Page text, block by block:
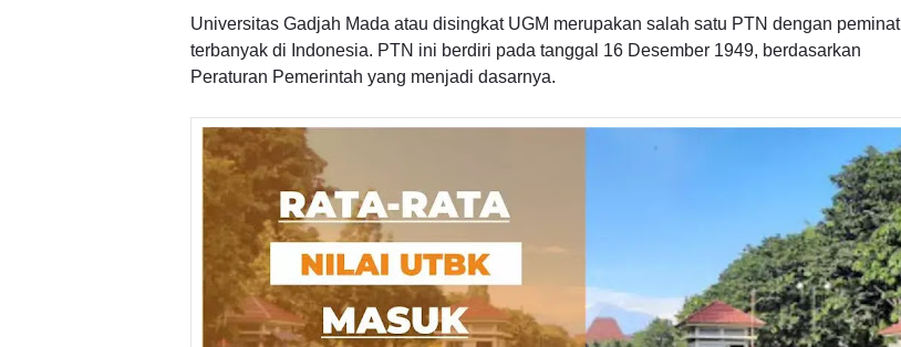
Universitas Gadjah Mada atau disingkat UGM merupakan salah satu PTN dengan peminat
terbanyak di Indonesia. PTN ini berdiri pada tanggal 16 Desember 1949, berdasarkan
Peraturan Pemerintah yang menjadi dasarnya.